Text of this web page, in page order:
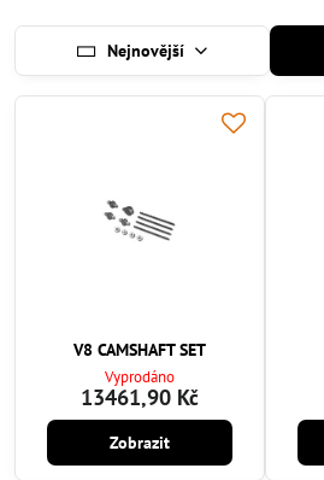
Nejnovější
V8 CAMSHAFT SET
Vyprodáno
13461,90 Kč
Zobrazit